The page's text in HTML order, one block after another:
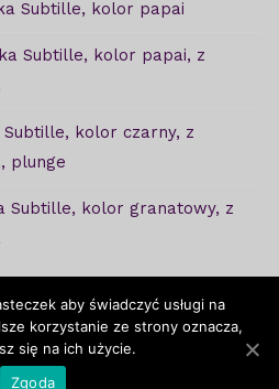
Subtille, kolor papai
Subtille, kolor papai, z
kolor czarny, z
plunge
Subtille, kolor granatowy, z
- 2020. Projekt i wykonanie -
aby świadczyć usługi na
korzystanie ze strony oznacza,
się na ich użycie.
Zgoda